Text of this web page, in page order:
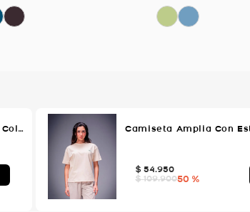
Camiseta Amplia Con Estampado, Color VERDE AGUA Para Mujer
$ 54.950
$ 109.90050 %